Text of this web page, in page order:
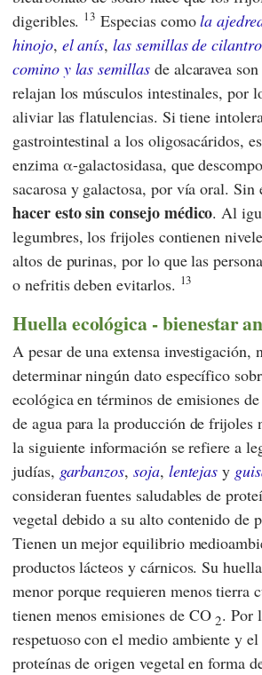
digeribles. 13 Especias comola
hinojo, el anís,las semillas de cilantro
comino y las semillasde alcaravea
relajan los músculos intestinales, por
aliviar las flatulencias. Si tiene
gastrointestinal a los oligosacáridos,
enzima α-galactosidasa, que
sacarosa y galactosa, por vía oral.
hacer esto sin consejo médico. Al
legumbres, los frijoles contienen
altos de purinas, por lo que las
o nefritis deben evitarlos. 13
Huella ecológica - bienestar
A pesar de una extensa investigación,
determinar ningún dato específico
ecológica en términos de emisiones
de agua para la producción de frijoles
la siguiente información se refiere a
judías, garbanzos, soja, lentejas y
consideran fuentes saludables de
vegetal debido a su alto contenido de
Tienen un mejor equilibrio
productos lácteos y cárnicos. Su
menor porque requieren menos tierra
tienen menos emisiones de CO2. Por
respetuoso con el medio ambiente y
proteínas de origen vegetal en forma